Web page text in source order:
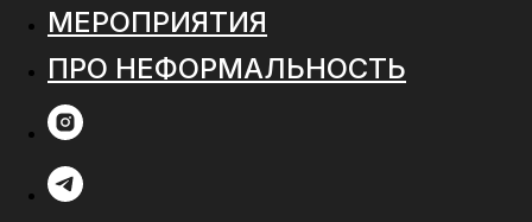
МЕРОПРИЯТИЯ
ПРО НЕФОРМАЛЬНОСТЬ